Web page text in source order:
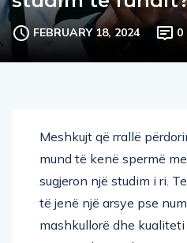
FEBRUARY 18, 2024
mund të kenë spermë
sugjeron një studim i ri.
të jenë një arsye pse
mashkullorë dhe kualiteti
mënyrë dramatike gjatë